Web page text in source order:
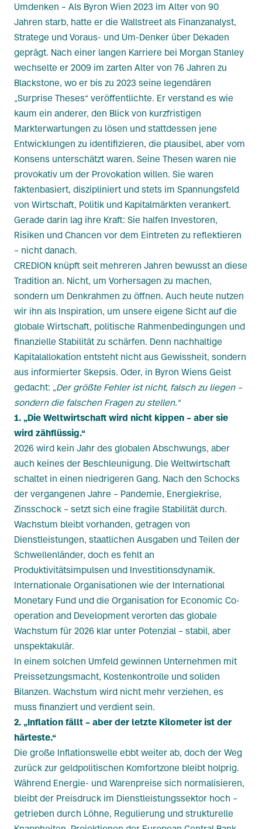
Umdenken – Als Byron Wien 2023 im Alter von 90
Jahren starb, hatte er die Wallstreet als Finanzanalyst,
Stratege und Voraus- und Um-Denker über Dekaden
geprägt. Nach einer langen Karriere bei Morgan Stanley
wechselte er 2009 im zarten Alter von 76 Jahren zu
Blackstone, wo er bis zu 2023 seine legendären
„Surprise Theses“ veröffentlichte. Er verstand es wie
kaum ein anderer, den Blick von kurzfristigen
Markterwartungen zu lösen und stattdessen jene
Entwicklungen zu identifizieren, die plausibel, aber vom
Konsens unterschätzt waren. Seine Thesen waren nie
provokativ um der Provokation willen. Sie waren
faktenbasiert, diszipliniert und stets im Spannungsfeld
von Wirtschaft, Politik und Kapitalmärkten verankert.
Gerade darin lag ihre Kraft: Sie halfen Investoren,
Risiken und Chancen vor dem Eintreten zu reflektieren
– nicht danach.
CREDION knüpft seit mehreren Jahren bewusst an diese
Tradition an. Nicht, um Vorhersagen zu machen,
sondern um Denkrahmen zu öffnen. Auch heute nutzen
wir ihn als Inspiration, um unsere eigene Sicht auf die
globale Wirtschaft, politische Rahmenbedingungen und
finanzielle Stabilität zu schärfen. Denn nachhaltige
Kapitalallokation entsteht nicht aus Gewissheit, sondern
aus informierter Skepsis. Oder, in Byron Wiens Geist
gedacht: „Der größte Fehler ist nicht, falsch zu liegen –
sondern die falschen Fragen zu stellen.“
1. „Die Weltwirtschaft wird nicht kippen – aber sie
wird zähflüssig.“
2026 wird kein Jahr des globalen Abschwungs, aber
auch keines der Beschleunigung. Die Weltwirtschaft
schaltet in einen niedrigeren Gang. Nach den Schocks
der vergangenen Jahre – Pandemie, Energiekrise,
Zinsschock – setzt sich eine fragile Stabilität durch.
Wachstum bleibt vorhanden, getragen von
Dienstleistungen, staatlichen Ausgaben und Teilen der
Schwellenländer, doch es fehlt an
Produktivitätsimpulsen und Investitionsdynamik.
Internationale Organisationen wie der International
Monetary Fund und die Organisation for Economic Co-
operation and Development verorten das globale
Wachstum für 2026 klar unter Potenzial – stabil, aber
unspektakulär.
In einem solchen Umfeld gewinnen Unternehmen mit
Preissetzungsmacht, Kostenkontrolle und soliden
Bilanzen. Wachstum wird nicht mehr verziehen, es
muss finanziert und verdient sein.
2. „Inflation fällt – aber der letzte Kilometer ist der
härteste.“
Die große Inflationswelle ebbt weiter ab, doch der Weg
zurück zur geldpolitischen Komfortzone bleibt holprig.
Während Energie- und Warenpreise sich normalisieren,
bleibt der Preisdruck im Dienstleistungssektor hoch –
getrieben durch Löhne, Regulierung und strukturelle